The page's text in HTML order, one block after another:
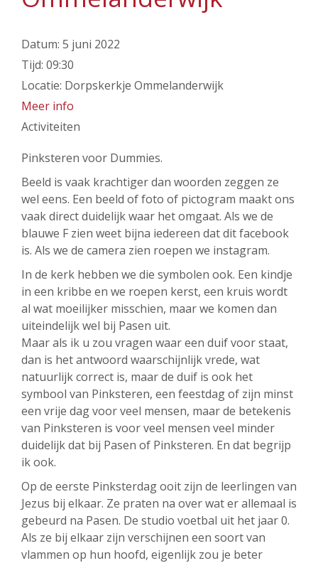
Datum: 5 juni 2022
Tijd: 09:30
Locatie: Dorpskerkje Ommelanderwijk
Meer info
Activiteiten
Pinksteren voor Dummies.
Beeld is vaak krachtiger dan woorden zeggen ze
wel eens. Een beeld of foto of pictogram maakt ons
vaak direct duidelijk waar het omgaat. Als we de
blauwe F zien weet bijna iedereen dat dit facebook
is. Als we de camera zien roepen we instagram.
In de kerk hebben we die symbolen ook. Een kindje
in een kribbe en we roepen kerst, een kruis wordt
al wat moeilijker misschien, maar we komen dan
uiteindelijk wel bij Pasen uit.
Maar als ik u zou vragen waar een duif voor staat,
dan is het antwoord waarschijnlijk vrede, wat
natuurlijk correct is, maar de duif is ook het
symbool van Pinksteren, een feestdag of zijn minst
een vrije dag voor veel mensen, maar de betekenis
van Pinksteren is voor veel mensen veel minder
duidelijk dat bij Pasen of Pinksteren. En dat begrijp
ik ook.
Op de eerste Pinksterdag ooit zijn de leerlingen van
Jezus bij elkaar. Ze praten na over wat er allemaal is
gebeurd na Pasen. De studio voetbal uit het jaar 0.
Als ze bij elkaar zijn verschijnen een soort van
vlammen op hun hoofd, eigenlijk zou je beter